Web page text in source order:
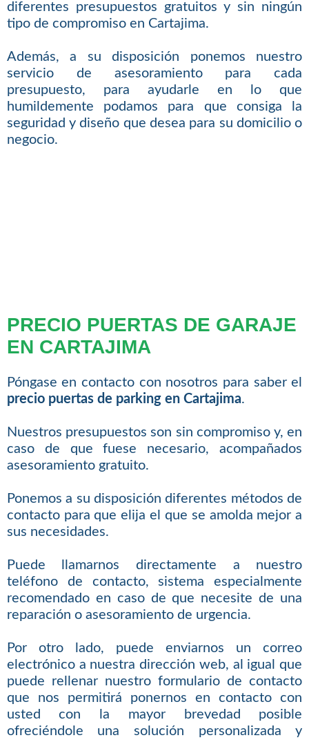
diferentes presupuestos gratuitos y sin ningún
tipo de compromiso en Cartajima.
Además, a su disposición ponemos nuestro
servicio de asesoramiento para cada
presupuesto, para ayudarle en lo que
humildemente podamos para que consiga la
seguridad y diseño que desea para su domicilio o
negocio.
PRECIO PUERTAS DE GARAJE
EN CARTAJIMA
Póngase en contacto con nosotros para saber el
precio puertas de parking en Cartajima.
Nuestros presupuestos son sin compromiso y, en
caso de que fuese necesario, acompañados
asesoramiento gratuito.
Ponemos a su disposición diferentes métodos de
contacto para que elija el que se amolda mejor a
sus necesidades.
Puede llamarnos directamente a nuestro
teléfono de contacto, sistema especialmente
recomendado en caso de que necesite de una
reparación o asesoramiento de urgencia.
Por otro lado, puede enviarnos un correo
electrónico a nuestra dirección web, al igual que
puede rellenar nuestro formulario de contacto
que nos permitirá ponernos en contacto con
usted con la mayor brevedad posible
ofreciéndole una solución personalizada y